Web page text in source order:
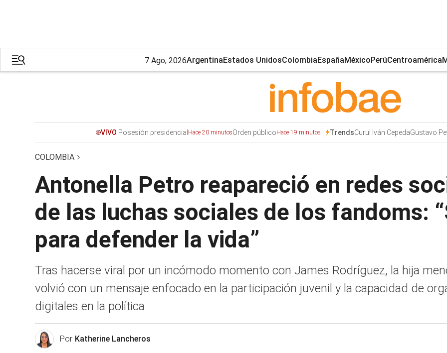
7 Ago, 2026ArgentinaEstados UnidosColombiaEspañaMéxicoPerúCentroamérica
VIVO Posesión presidencialHace 20 minutosOrden públicoHace 19 minutos TrendsCurul Iván CepedaGustavo
COLOMBIA
Antonella Petro reapareció en redes
de las luchas sociales de los fandoms:
para defender la vida”
Tras hacerse viral por un incómodo momento con James Rodríguez, la hija
volvió con un mensaje enfocado en la participación juvenil y la capacidad de
digitales en la política
Por Katherine Lancheros